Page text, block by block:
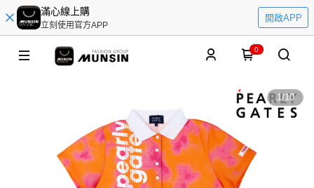
滿心線上購
立刻使用官方APP
開啟APP
0
1/10